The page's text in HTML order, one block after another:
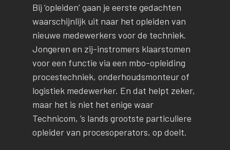
Bij ‘opleiden’ gaan je eerste gedachten
waarschijnlijk uit naar het opleiden van
nieuwe medewerkers voor de techniek.
Jongeren en zij-instromers klaarstomen
voor een functie via een mbo-opleiding
procestechniek, onderhoudsmonteur of
logistiek medewerker. En dat helpt zeker,
maar het is niet het enige waar
Technicom, ’s lands grootste particuliere
opleider van procesoperators, op doelt.